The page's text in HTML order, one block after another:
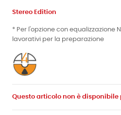
Stereo Edition
* Per l'opzione con equalizzazione
lavorativi per la preparazione
Questo articolo non è disponibile